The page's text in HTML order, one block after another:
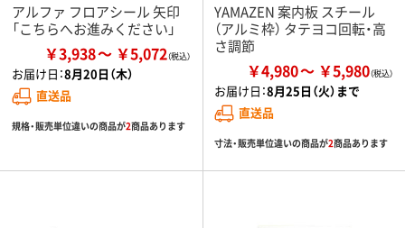
アルファ フロアシール 矢印
「こちらへお進みください」
￥3,938 ￥5,072
お届け日：8月20日（木）
直送品
規格・販売単位違いの商品が2商品あります
YAMAZEN 案内板 スチール
（アルミ枠） タテヨコ回転・高
さ調節
￥4,980 ￥5,980
お届け日：8月25日（火）まで
直送品
寸法・販売単位違いの商品が2商品あります